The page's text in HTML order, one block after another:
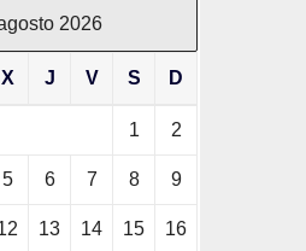
2026
X J V S D
1 2
5 6 7 8 9
13 14 15 16